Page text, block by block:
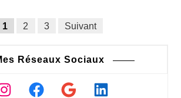
1 2 3 Suivant
Réseaux Sociaux
Facebook Google LinkedIn